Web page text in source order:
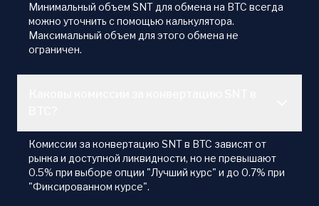
Минимальный объем SNT для обмена на BTC всегда
можно уточнить с помощью калькулятора.
Максимальный объем для этого обмена не
ограничен.
Комиссии за конвертацию SNT в BTC зависят от
рынка и доступной ликвидности, но не превышают
0.5% при выборе опции "Лучший курс" и до 0.7% при
"Фиксированном курсе".